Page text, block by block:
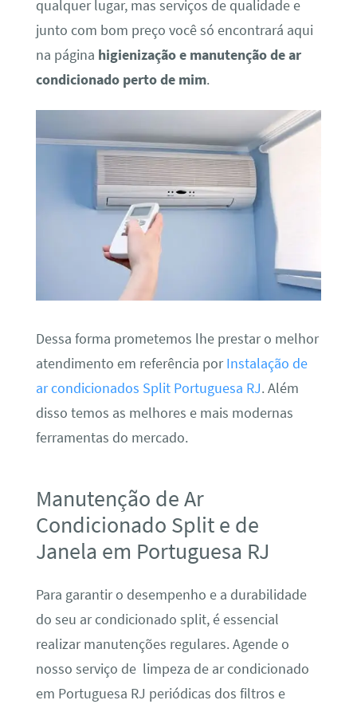
qualquer lugar, mas serviços de qualidade e
junto com bom preço você só encontrará aqui
na página higienização e manutenção de ar
condicionado perto de mim.
Dessa forma prometemos lhe prestar o melhor
atendimento em referência porInstalação de
ar condicionados Split Portuguesa RJ. Além
disso temos as melhores e mais modernas
ferramentas do mercado.
Manutenção de Ar
Condicionado Split e de
Janela em Portuguesa RJ
Para garantir o desempenho e a durabilidade
do seu ar condicionado split, é essencial
realizar manutenções regulares. Agende o
nosso serviço de limpeza de ar condicionado
em Portuguesa RJ periódicas dos filtros e